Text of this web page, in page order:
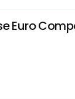
Euro